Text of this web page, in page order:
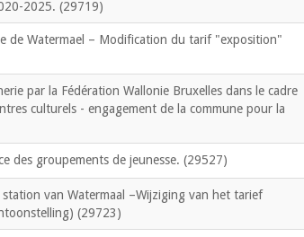
2025. (29719)
de Watermael – Modification du tarif "exposition"
par la Fédération Wallonie Bruxelles dans le cadre
culturels - engagement de la commune pour la
des groupements de jeunesse. (29527)
van Watermaal –Wijziging van het tarief
(29723)